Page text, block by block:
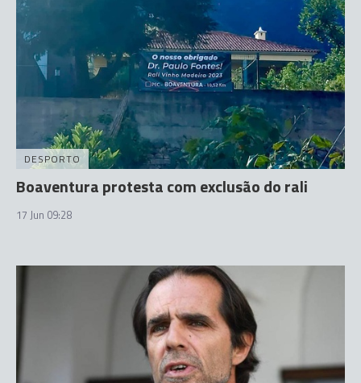
DESPORTO
Boaventura protesta com exclusão do rali
17 Jun 09:28